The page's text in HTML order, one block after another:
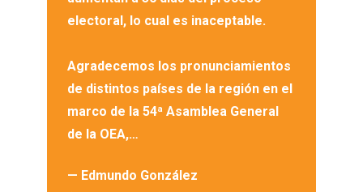
electoral, lo cual es inaceptable.
Agradecemos los pronunciamientos
de distintos países de la región en el
marco de la 54ª Asamblea General
de la OEA,…
— Edmundo González